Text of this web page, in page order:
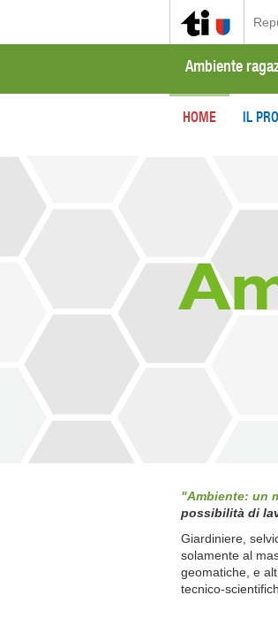
Ambiente
HOME IL
"Ambiente: un
possibilità di
Giardiniere,
solamente al
geomatiche, e
tecnico-